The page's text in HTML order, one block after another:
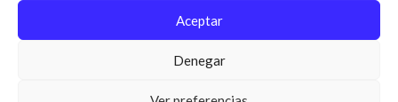
Aceptar
Denegar
Formado por profesionales de la neuropsicología, el
trabajo social, la logopedia, la fisioterapia y el ámbito